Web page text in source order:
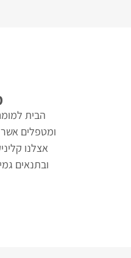
הבית
ומטפלים
אצלנו
ובתנאים